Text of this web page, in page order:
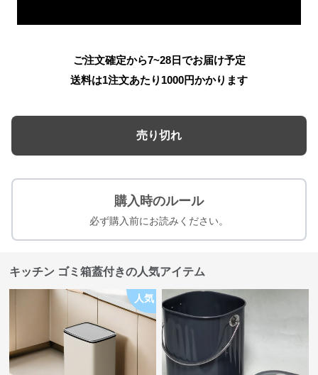
ご注文確定から7~28日でお届け予定
送料は1注文あたり 1000円かかります
売り切れ
購入時のルール
必ず購入前にお読みください。
キッチン ゴミ箱蓋付きの人気アイテム
人気